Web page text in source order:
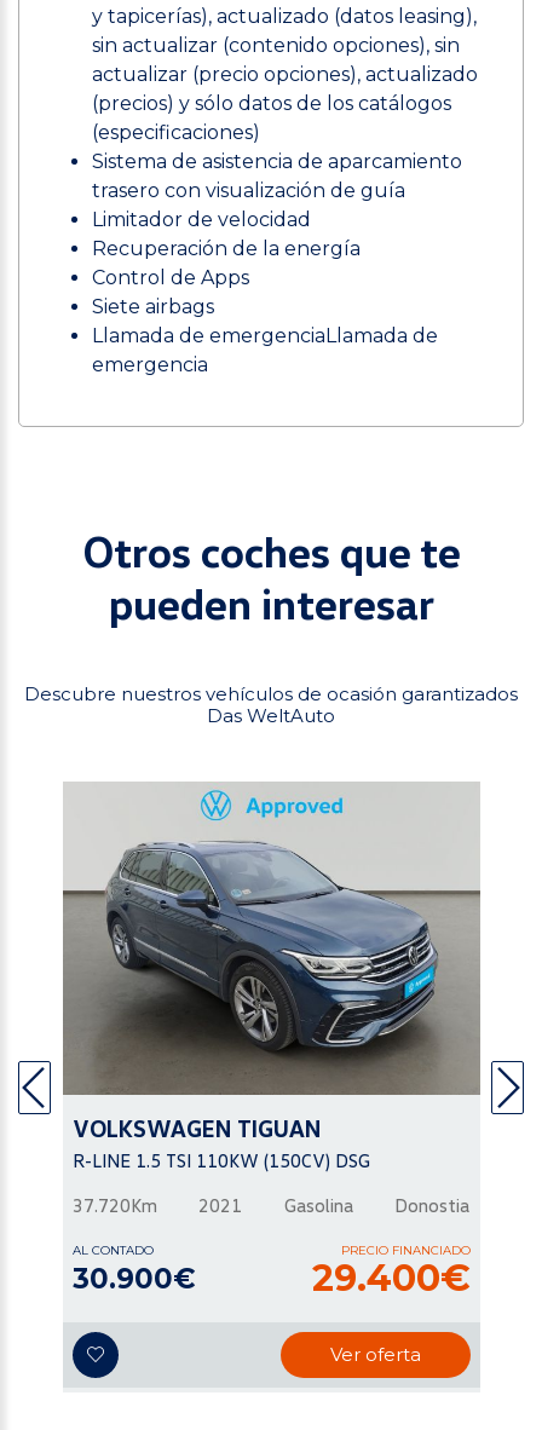
y tapicerías), actualizado (datos leasing),
sin actualizar (contenido opciones), sin
actualizar (precio opciones), actualizado
(precios) y sólo datos de los catálogos
(especificaciones)
Sistema de asistencia de aparcamiento
trasero con visualización de guía
Limitador de velocidad
Recuperación de la energía
Control de Apps
Siete airbags
Llamada de emergenciaLlamada de
emergencia
Otros coches que te
pueden interesar
Descubre nuestros vehículos de ocasión garantizados
Das WeltAuto
VOLKSWAGEN TIGUAN
R-LINE 1.5 TSI 110KW (150CV) DSG
37.720Km 2021 Gasolina Donostia
AL CONTADO
30.900€
PRECIO FINANCIADO
29.400€
Ver oferta